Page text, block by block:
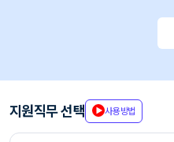
지원직무 선택 사용방법